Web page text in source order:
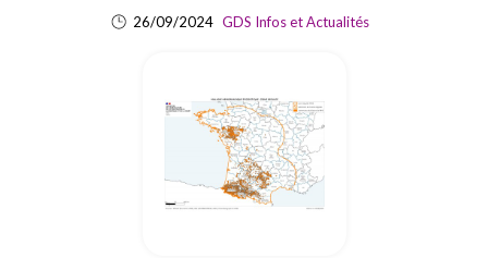
26/09/2024 GDS Infos et Actualités